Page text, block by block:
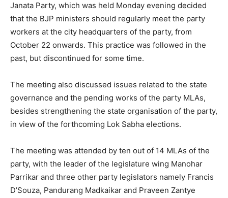
Janata Party, which was held Monday evening decided
that the BJP ministers should regularly meet the party
workers at the city headquarters of the party, from
October 22 onwards. This practice was followed in the
past, but discontinued for some time.
The meeting also discussed issues related to the state
governance and the pending works of the party MLAs,
besides strengthening the state organisation of the party,
in view of the forthcoming Lok Sabha elections.
The meeting was attended by ten out of 14 MLAs of the
party, with the leader of the legislature wing Manohar
Parrikar and three other party legislators namely Francis
D’Souza, Pandurang Madkaikar and Praveen Zantye